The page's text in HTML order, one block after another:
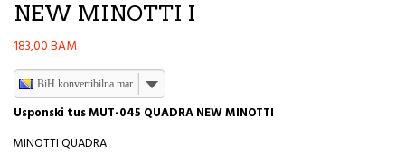
NEW MINOTTI I
183,00BAM
BiH konvertibilna marka
Usponski tus MUT-045 QUADRA NEW MINOTTI
MINOTTI QUADRA